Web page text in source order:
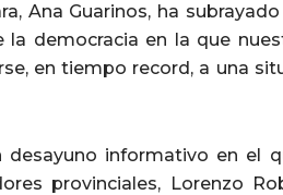
Ana Guarinos, ha
democracia en la que
en tiempo record, a una
desayuno informativo en el
provinciales, Lorenzo